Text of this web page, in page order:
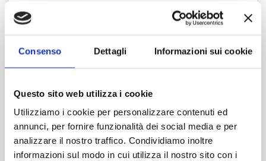
Consenso Dettagli Informazioni sui cookie
Questo sito web utilizza i cookie
Utilizziamo i cookie per personalizzare contenuti ed
annunci, per fornire funzionalità dei social media e per
analizzare il nostro traffico. Condividiamo inoltre
informazioni sul modo in cui utilizza il nostro sito con i
L’evento è ormai consolidato e ogni anno rinnova il
suo programma, mantenendo vive le tradizioni
presepe vivente, alle mostre etniche, alle
installazioni artistiche.
Perché i presepi di Erice sono speciali
Molteplicità e varietà: non un solo presepe, ma
decine — ognuno con stile, materiali e storia
diversa.
Contesto unico: il borgo medievale, con le sue
TRANSFER
senza attesa